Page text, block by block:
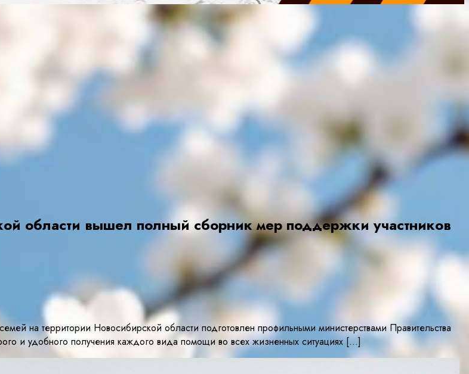
области вышел полный сборник мер поддержки участников
на территории Новосибирской области подготовлен профильными министерствами Правительства
и удобного получения каждого вида помощи во всех жизненных ситуациях […]